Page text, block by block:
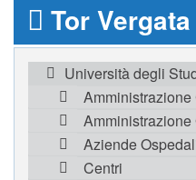
Tor Vergata
Università degli
Amministrazione
Aziende
Centri